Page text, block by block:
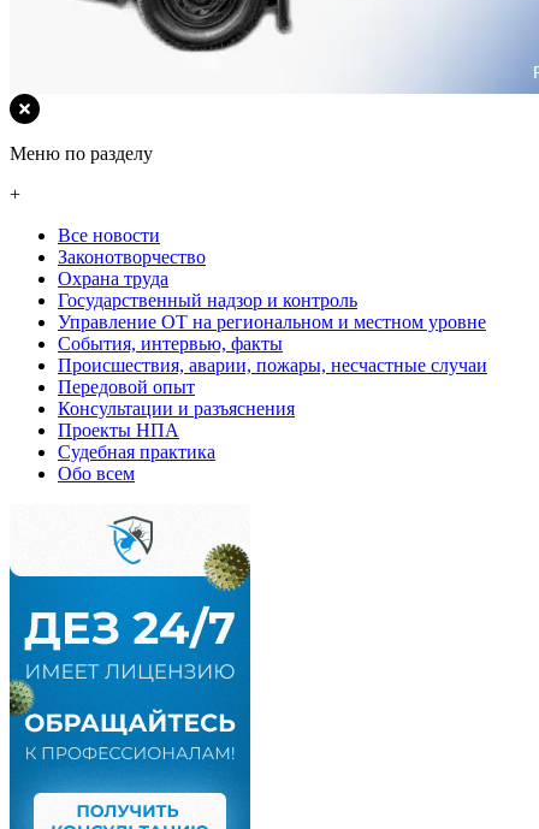
Меню по разделу
+
Все новости
Законотворчество
Охрана труда
Государственный надзор и контроль
Управление ОТ на региональном и местном уровне
События, интервью, факты
Происшествия, аварии, пожары, несчастные случаи
Передовой опыт
Консультации и разъяснения
Проекты НПА
Судебная практика
Обо всем